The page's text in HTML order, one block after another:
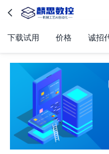

下载试用 价格 诚招